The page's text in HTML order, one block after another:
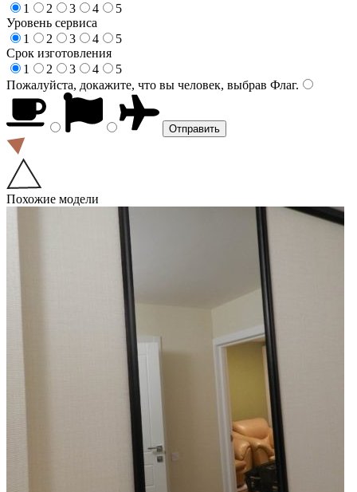
1
2 3 4
5
Уровень сервиса
1
2 3 4
5
Срок изготовления
1
2 3 4
5
Пожалуйста, докажите, что вы человек, выбрав Флаг.
Похожие модели